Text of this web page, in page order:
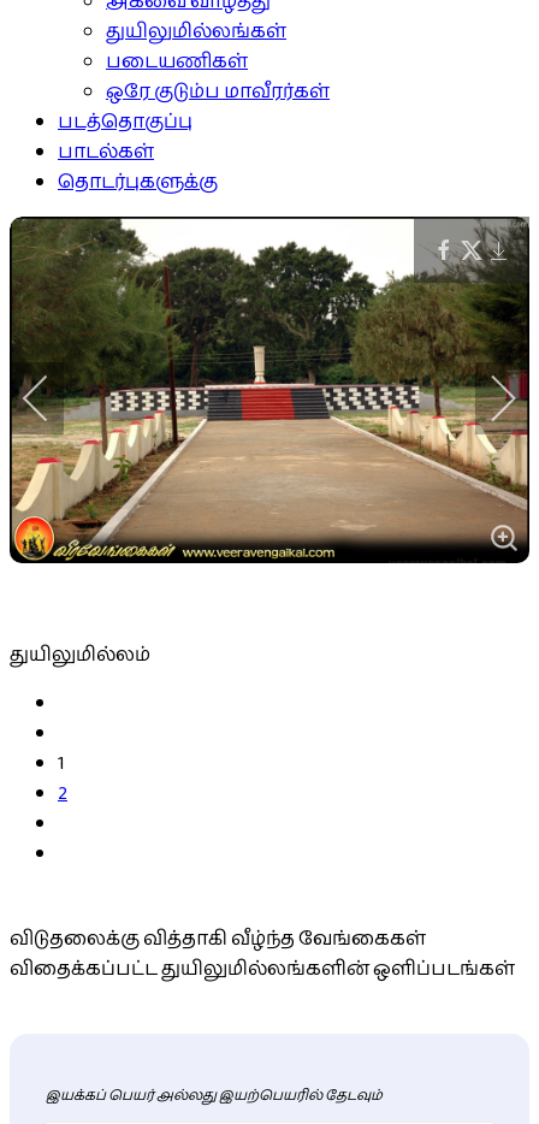
துயிலுமில்லங்கள்
படையணிகள்
ஒரே குடும்ப மாவீரர்கள்
படத்தொகுப்பு
பாடல்கள்
தொடர்புகளுக்கு
துயிலுமில்லம்
1
2
விடுதலைக்கு வித்தாகி வீழ்ந்த வேங்கைகள்
விதைக்கப்பட்ட துயிலுமில்லங்களின் ஒளிப்படங்கள்
இயக்கப் பெயர் அல்லது இயற்பெயரில் தேடவும்